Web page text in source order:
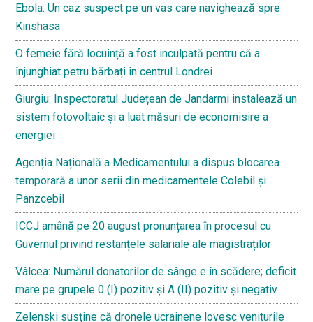
Ebola: Un caz suspect pe un vas care navighează spre
Kinshasa
O femeie fără locuință a fost inculpată pentru că a
înjunghiat petru bărbați în centrul Londrei
Giurgiu: Inspectoratul Județean de Jandarmi instalează un
sistem fotovoltaic și a luat măsuri de economisire a
energiei
Agenția Națională a Medicamentului a dispus blocarea
temporară a unor serii din medicamentele Colebil și
Panzcebil
ICCJ amână pe 20 august pronunțarea în procesul cu
Guvernul privind restanțele salariale ale magistraților
Vâlcea: Numărul donatorilor de sânge e în scădere; deficit
mare pe grupele 0 (I) pozitiv și A (II) pozitiv și negativ
Zelenski susține că dronele ucrainene lovesc veniturile